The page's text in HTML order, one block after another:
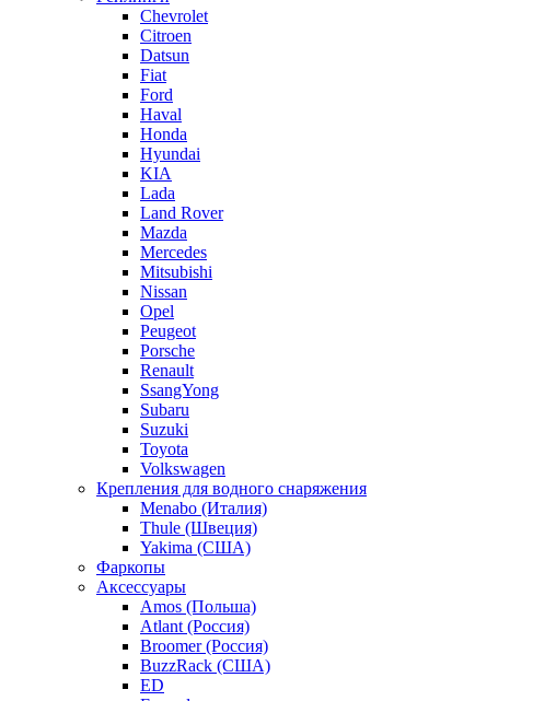
Chevrolet
Citroen
Datsun
Fiat
Ford
Haval
Honda
Hyundai
KIA
Lada
Land Rover
Mazda
Mercedes
Mitsubishi
Nissan
Opel
Peugeot
Porsche
Renault
SsangYong
Subaru
Suzuki
Toyota
Volkswagen
Крепления для водного снаряжения
Menabo (Италия)
Thule (Швеция)
Yakima (США)
Фаркопы
Аксессуары
Amos (Польша)
Atlant (Россия)
Broomer (Россия)
BuzzRack (США)
ED